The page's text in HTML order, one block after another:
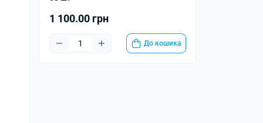
1 100.00 грн
До кошика